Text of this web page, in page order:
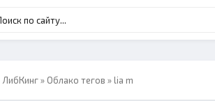
ЛибКинг» Облако тегов » lia m